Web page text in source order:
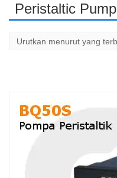
Peristaltic Pump